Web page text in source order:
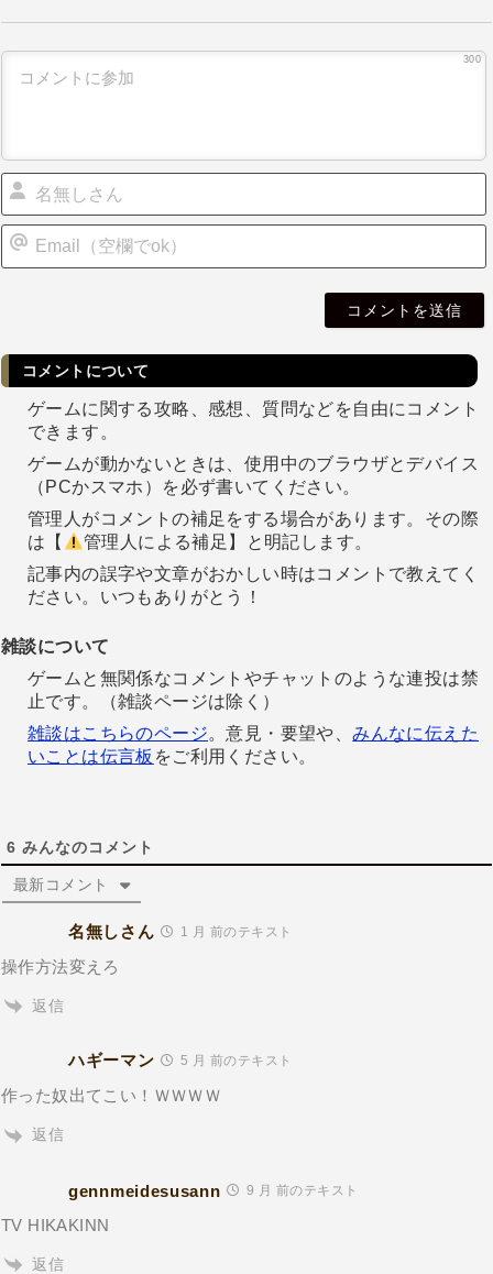
300
コメントについて
ゲームに関する攻略、感想、質問などを自由にコメント
できます。
ゲームが動かないときは、使用中のブラウザとデバイス
（PCかスマホ）を必ず書いてください。
管理人がコメントの補足をする場合があります。その際
は【
管理人による補足】と明記します。
記事内の誤字や文章がおかしい時はコメントで教えてく
ださい。いつもありがとう！
雑談について
ゲームと無関係なコメントやチャットのような連投は禁
止です。（雑談ページは除く）
雑談はこちらのページ。意見・要望や、みんなに伝えた
いことは伝言板 をご利用ください。
6 みんなのコメント
最新コメント
名無しさん 1 月 前のテキスト
操作方法変えろ
返信
ハギーマン 5 月 前のテキスト
作った奴出てこい！ＷＷＷＷ
返信
gennmeidesusann 9 月 前のテキスト
TV HIKAKINN
返信